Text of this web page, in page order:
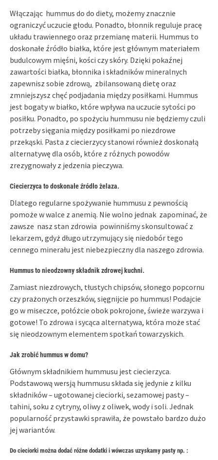
Włączając hummus do do diety, możemy znacznie
ograniczyć uczucie głodu. Ponadto, błonnik reguluje pracę
układu trawiennego oraz przemianę materii. Hummus to
doskonałe źródło białka, które jest głównym materiałem
budulcowym mięśni, kości czy skóry. Dzięki pokaźnej
zawartości białka, błonnika i składników mineralnych
zapewnisz sobie zdrową, zbilansowaną dietę oraz
zmniejszysz chęć podjadania między posiłkami. Hummus
jest bogaty w białko, które wpływa na uczucie sytości po
posiłku. Ponadto, po spożyciu hummusu nie będziemy czuli
potrzeby sięgania między posiłkami po niezdrowe
przekąski. Pasta z ciecierzycy stanowi również doskonałą
alternatywę dla osób, które z różnych powodów
zrezygnowały z jedzenia pieczywa.
Ciecierzyca to doskonałe źródło żelaza.
Dlatego regularne spożywanie hummusu z pewnością
pomoże w walce z anemią. Nie wolno jednak zapominać, że
zawsze nasz stan zdrowia powinniśmy skonsultować z
lekarzem, gdyż długo utrzymujący się niedobór tego
cennego minerału jest niebezpieczny dla naszego zdrowia.
Hummus to nieodzowny składnik zdrowej kuchni.
Zamiast niezdrowych, tłustych chipsów, słonego popcornu
czy prażonych orzeszków, sięgnijcie po hummus! Podajcie
go w miseczce, połóżcie obok pokrojone, świeże warzywa i
gotowe! To zdrowa i sycąca alternatywa, która może stać
się nieodzownym elementem spotkań towarzyskich.
Jak zrobić hummus w domu?
Głównym składnikiem hummusu jest ciecierzyca.
Podstawową wersją hummusu składa się jedynie z kilku
składników – ugotowanej cieciorki, sezamowej pasty –
tahini, soku z cytryny, oliwy z oliwek, wody i soli. Jednak
popularność przystawki sprawiła, że powstało bardzo dużo
jej wariantów.
Do cieciorki można dodać różne dodatki i wówczas uzyskamy pasty np. :